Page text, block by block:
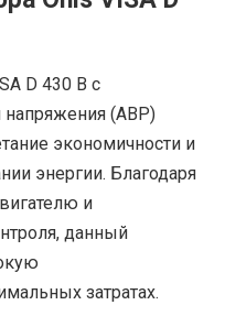
D 430 B с
напряжения (АВР)
экономичности и
энергии. Благодаря
и
данный
затратах.